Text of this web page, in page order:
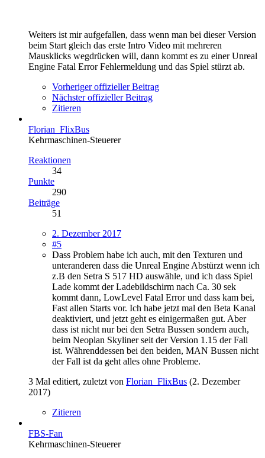
Weiters ist mir aufgefallen, dass wenn man bei dieser Version
beim Start gleich das erste Intro Video mit mehreren
Mausklicks wegdrücken will, dann kommt es zu einer Unreal
Engine Fatal Error Fehlermeldung und das Spiel stürzt ab.
Vorheriger offizieller Beitrag
Nächster offizieller Beitrag
Zitieren
Florian_FlixBus
Kehrmaschinen-Steuerer
Reaktionen
34
Punkte
290
Beiträge
51
2. Dezember 2017
#5
Dass Problem habe ich auch, mit den Texturen und
unteranderen dass die Unreal Engine Abstürzt wenn ich
z.B den Setra S 517 HD auswähle, und ich dass Spiel
Lade kommt der Ladebildschirm nach Ca. 30 sek
kommt dann, LowLevel Fatal Error und dass kam bei,
Fast allen Starts vor. Ich habe jetzt mal den Beta Kanal
deaktiviert, und jetzt geht es einigermaßen gut. Aber
dass ist nicht nur bei den Setra Bussen sondern auch,
beim Neoplan Skyliner seit der Version 1.15 der Fall
ist. Währenddessen bei den beiden, MAN Bussen nicht
der Fall ist da geht alles ohne Probleme.
3 Mal editiert, zuletzt von Florian_FlixBus (2. Dezember
2017)
Zitieren
FBS-Fan
Kehrmaschinen-Steuerer